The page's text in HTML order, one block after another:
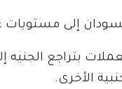
إلى مستويات
الأخرى.